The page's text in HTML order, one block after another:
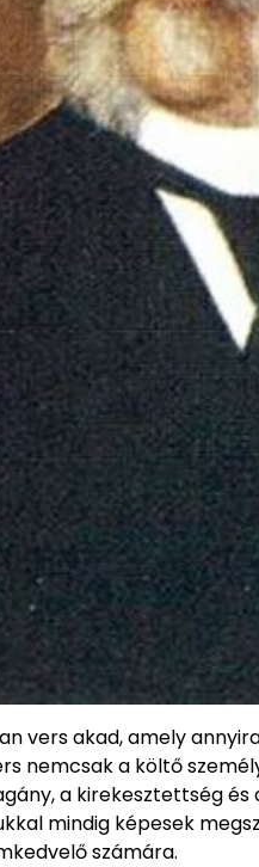
vers akad, amely
nemcsak a költő
a kirekesztettség
mindig képesek
számára.